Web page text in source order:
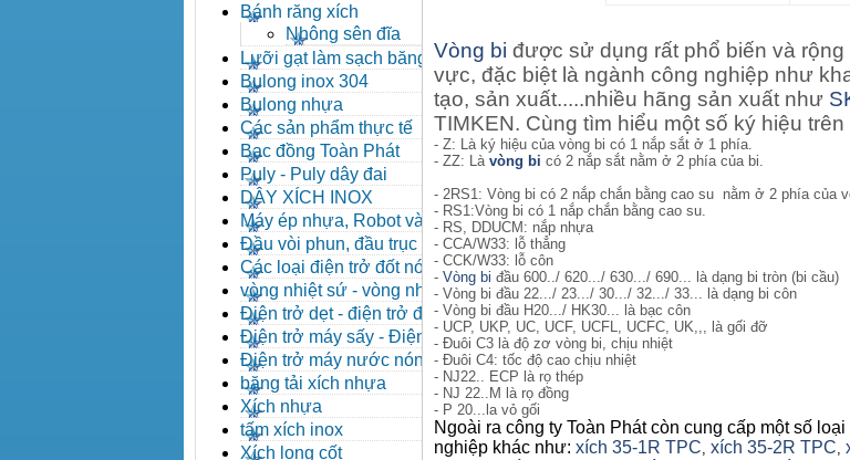
Bánh răng xích
Nhông sên đĩa
Lưỡi gạt làm sạch băng tải
Bulong inox 304
Bulong nhựa
Các sản phẩm thực tế
Bạc đồng Toàn Phát
Puly - Puly dây đai
DÂY XÍCH INOX
Máy ép nhựa, Robot và các
thiết bị máy phụ trợ
Đầu vòi phun, đầu trục vít,
kẹp khuôn, cảm biến
Các loại điện trở đốt nóng
vòng nhiệt sứ - vòng nhiệt
inox
Điện trở dẹt - điện trở đúc
nhôm, Halogen
Điện trở máy sấy - Điện trở
que - Điện trở U
Điện trở máy nước nóng -
Máy dầu nóng
băng tải xích nhựa
Xích nhựa
tấm xích inox
Xích long cốt
Vòng bi được sử dụng rất phổ biến và rộng
vực, đặc biệt là ngành công nghiệp như
tạo, sản xuất.....nhiều hãng sản xuất như
TIMKEN. Cùng tìm hiểu một số ký hiệu trên
- Z: Là ký hiệu của vòng bi có 1 nắp sắt ở 1 phía.
- ZZ: Là vòng bi có 2 nắp sắt nằm ở 2 phía của bi.
- 2RS1: Vòng bi có 2 nắp chắn bằng cao su nằm ở 2 phía của
- RS1:Vòng bi có 1 nắp chắn bằng cao su.
- RS, DDUCM: nắp nhựa
- CCA/W33: lỗ thẳng
- CCK/W33: lỗ côn
- Vòng bi đầu 600../ 620.../ 630.../ 690... là dạng bi tròn (bi cầu)
- Vòng bi đầu 22.../ 23.../ 30.../ 32.../ 33... là dạng bi côn
- Vòng bi đầu H20.../ HK30... là bạc côn
- UCP, UKP, UC, UCF, UCFL, UCFC, UK,,, là gối đỡ
- Đuôi C3 là độ zơ vòng bi, chịu nhiệt
- Đuôi C4: tốc độ cao chịu nhiệt
- NJ22.. ECP là rọ thép
- NJ 22..M là rọ đồng
- P 20...la vỏ gối
Ngoài ra công ty Toàn Phát còn cung cấp một số loại
nghiệp khác như: xích 35-1R TPC, xích 35-2R TPC,